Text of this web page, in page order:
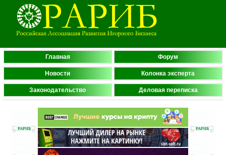
Главная Форум
Новости Колонка эксперта
Законодательство Деловая переписка